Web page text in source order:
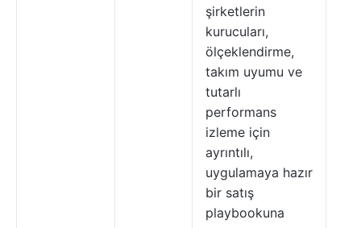
şirketlerin
kurucuları,
ölçeklendirme,
takım uyumu ve
tutarlı
performans
izleme için
ayrıntılı,
uygulamaya hazır
bir satış
playbookuna